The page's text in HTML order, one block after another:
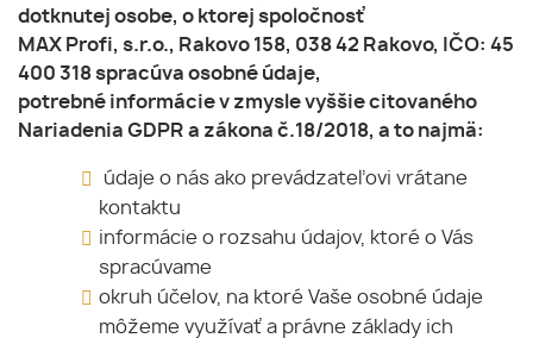
dotknutej osobe, o ktorej spoločnosť
MAX Profi, s.r.o., Rakovo 158, 038 42 Rakovo, IČO: 45
400 318 spracúva osobné údaje,
potrebné informácie v zmysle vyššie citovaného
Nariadenia GDPR a zákona č.18/2018, a to najmä:
údaje o nás ako prevádzateľovi vrátane
kontaktu
informácie o rozsahu údajov, ktoré o Vás
spracúvame
okruh účelov, na ktoré Vaše osobné údaje
môžeme využívať a právne základy ich